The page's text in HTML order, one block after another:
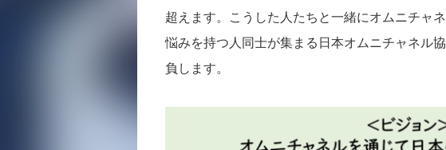
超えます。こうした人たちと一緒にオムニチャ
悩みを持つ人同士が集まる日本オムニチャネル
負します。